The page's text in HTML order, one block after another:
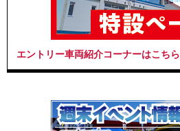
エントリー車両紹介コーナーはこちら